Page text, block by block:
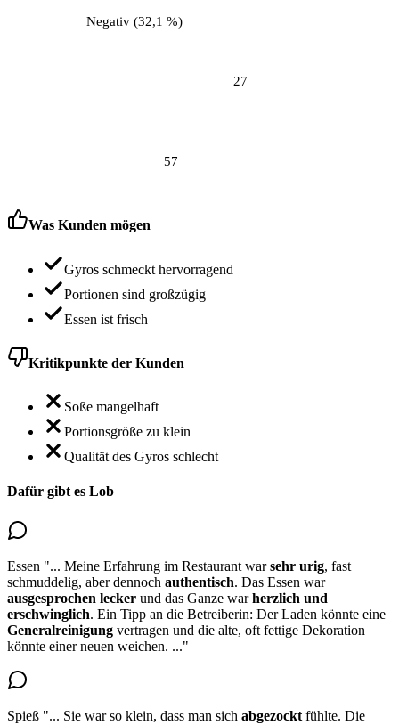
27
Negativ(32,1 %)
57
Was Kunden mögen
Gyros schmeckt hervorragend
Portionen sind großzügig
Essen ist frisch
Kritikpunkte der Kunden
Soße mangelhaft
Portionsgröße zu klein
Qualität des Gyros schlecht
Dafür gibt es Lob
Essen "... Meine Erfahrung im Restaurant warsehr urig, fast
schmuddelig, aber dennoch authentisch. Das Essen war
ausgesprochen lecker und das Ganze warherzlich und
erschwinglich. Ein Tipp an die Betreiberin: Der Laden könnte eine
Generalreinigung vertragen und die alte, oft fettige Dekoration
könnte einer neuen weichen. ..."
Spieß "... Sie war so klein, dass man sich abgezockt fühlte. Die